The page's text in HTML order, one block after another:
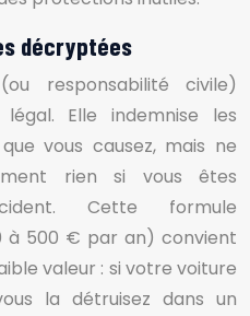
décryptées
responsabilité civile)
Elle indemnise les
vous causez, mais ne
rien si vous êtes
Cette formule
à 500 € par an) convient
valeur : si votre voiture
la détruisez dans un